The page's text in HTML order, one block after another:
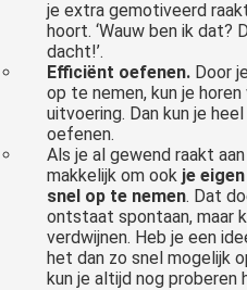
je extra gemotiveerd
hoort. ‘Wauw ben ik dat?
dacht!’.
Efficiënt oefenen. Door
op te nemen, kun je
uitvoering. Dan kun je
oefenen.
Als je al gewend raakt
makkelijk om ook je
snel op te nemen. Dat
ontstaat spontaan, maar
verdwijnen. Heb je een
het dan zo snel mogelijk
kun je altijd nog